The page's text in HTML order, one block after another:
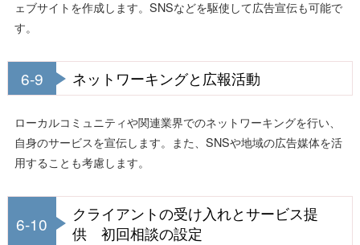
ェブサイトを作成します。SNSなどを駆使して広告宣伝も可能で
す。
6-9 ネットワーキングと広報活動
ローカルコミュニティや関連業界でのネットワーキングを行い、
自身のサービスを宣伝します。また、SNSや地域の広告媒体を活
用することも考慮します。
6-10
クライアントの受け入れとサービス提
供 初回相談の設定